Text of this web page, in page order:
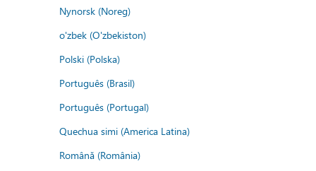
Nynorsk (Noreg)
o'zbek (O'zbekiston)
Polski (Polska)
Português (Brasil)
Português (Portugal)
Quechua simi (America Latina)
Română (România)